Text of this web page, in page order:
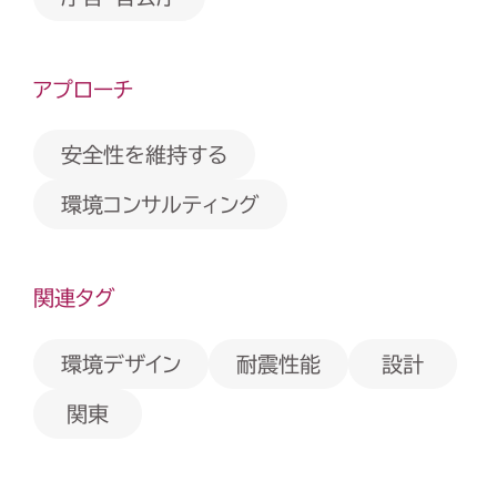
アプローチ
安全性を維持する
環境コンサルティング
関連タグ
環境デザイン 耐震性能 設計
関東